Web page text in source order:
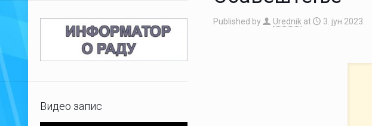
Published by Urednik at 3. јун 2023.
Видео запис